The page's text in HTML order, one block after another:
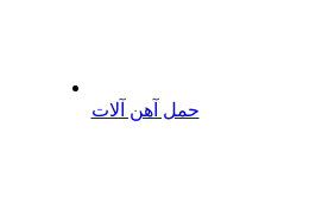
حمل آهن آلات